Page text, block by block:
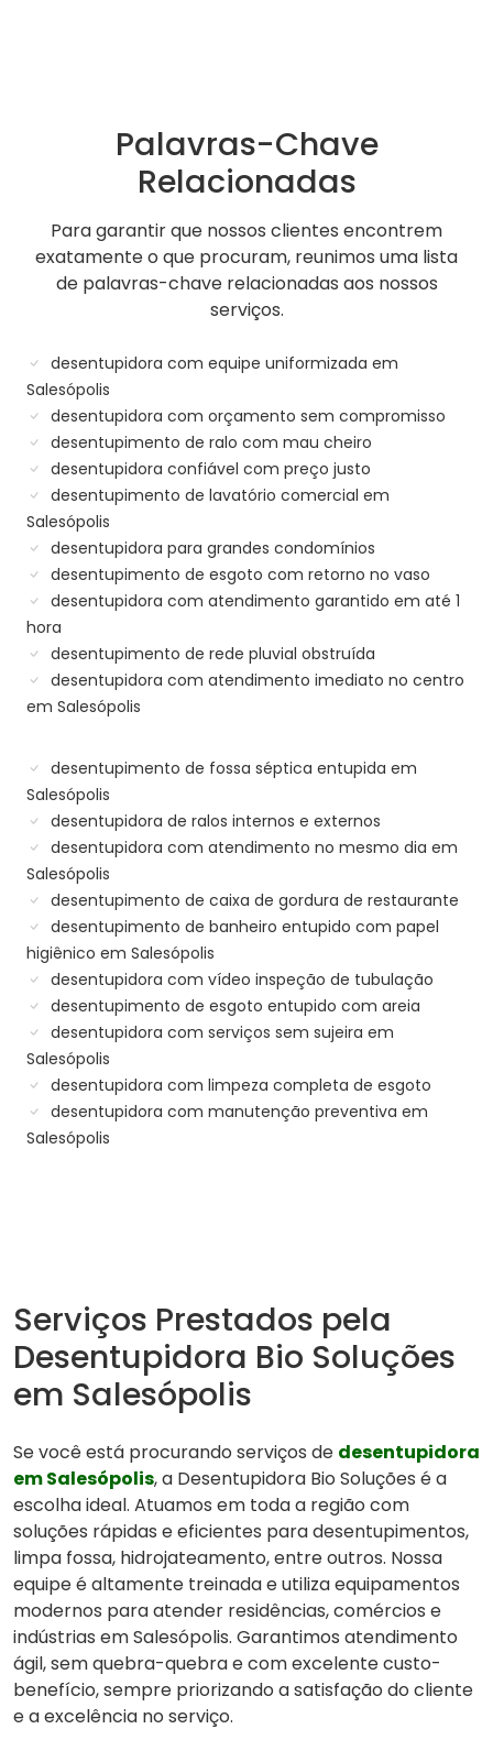
Palavras-Chave
Relacionadas
Para garantir que nossos clientes encontrem
exatamente o que procuram, reunimos uma lista
de palavras-chave relacionadas aos nossos
serviços.
desentupidora com equipe uniformizada em
Salesópolis
desentupidora com orçamento sem compromisso
desentupimento de ralo com mau cheiro
desentupidora confiável com preço justo
desentupimento de lavatório comercial em
Salesópolis
desentupidora para grandes condomínios
desentupimento de esgoto com retorno no vaso
desentupidora com atendimento garantido em até 1
hora
desentupimento de rede pluvial obstruída
desentupidora com atendimento imediato no centro
em Salesópolis
desentupimento de fossa séptica entupida em
Salesópolis
desentupidora de ralos internos e externos
desentupidora com atendimento no mesmo dia em
Salesópolis
desentupimento de caixa de gordura de restaurante
desentupimento de banheiro entupido com papel
higiênico em Salesópolis
desentupidora com vídeo inspeção de tubulação
desentupimento de esgoto entupido com areia
desentupidora com serviços sem sujeira em
Salesópolis
desentupidora com limpeza completa de esgoto
desentupidora com manutenção preventiva em
Salesópolis
Serviços Prestados pela
Desentupidora Bio Soluções
em Salesópolis
Se você está procurando serviços de desentupidora
em Salesópolis, a Desentupidora Bio Soluções é a
escolha ideal. Atuamos em toda a região com
soluções rápidas e eficientes para desentupimentos,
limpa fossa, hidrojateamento, entre outros. Nossa
equipe é altamente treinada e utiliza equipamentos
modernos para atender residências, comércios e
indústrias em Salesópolis. Garantimos atendimento
ágil, sem quebra-quebra e com excelente custo-
benefício, sempre priorizando a satisfação do cliente
e a excelência no serviço.